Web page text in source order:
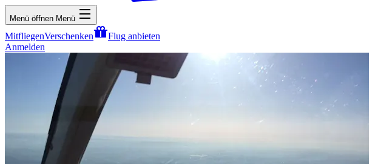
Menü öffnen Menü
MitfliegenVerschenken
Flug anbieten
Anmelden